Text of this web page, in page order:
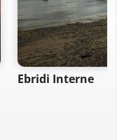
Ebridi Interne